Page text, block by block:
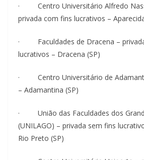
· Centro Universitário Alfredo
privada com fins lucrativos –
· Faculdades de Dracena –
lucrativos – Dracena (SP)
· Centro Universitário de
– Adamantina (SP)
· União das Faculdades dos
(UNILAGO) – privada sem fins
Rio Preto (SP)